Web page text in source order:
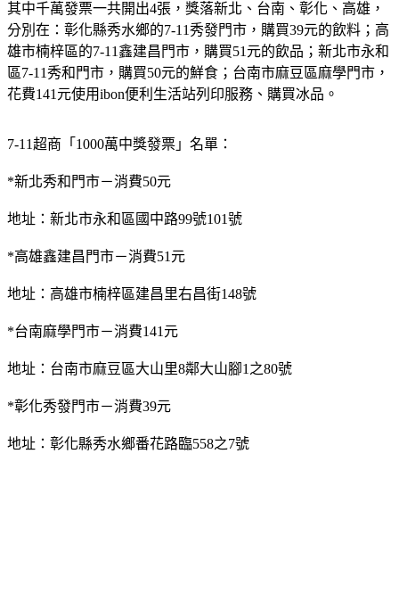
其中千萬發票一共開出4張，獎落新北、台南、彰化、高雄，
分別在：彰化縣秀水鄉的7-11秀發門市，購買39元的飲料；高
雄市楠梓區的7-11鑫建昌門市，購買51元的飲品；新北市永和
區7-11秀和門市，購買50元的鮮食；台南市麻豆區麻學門市，
花費141元使用ibon便利生活站列印服務、購買冰品。
7-11超商「1000萬中獎發票」名單：
*新北秀和門市－消費50元
地址：新北市永和區國中路99號101號
*高雄鑫建昌門市－消費51元
地址：高雄市楠梓區建昌里右昌街148號
*台南麻學門市－消費141元
地址：台南市麻豆區大山里8鄰大山腳1之80號
*彰化秀發門市－消費39元
地址：彰化縣秀水鄉番花路臨558之7號